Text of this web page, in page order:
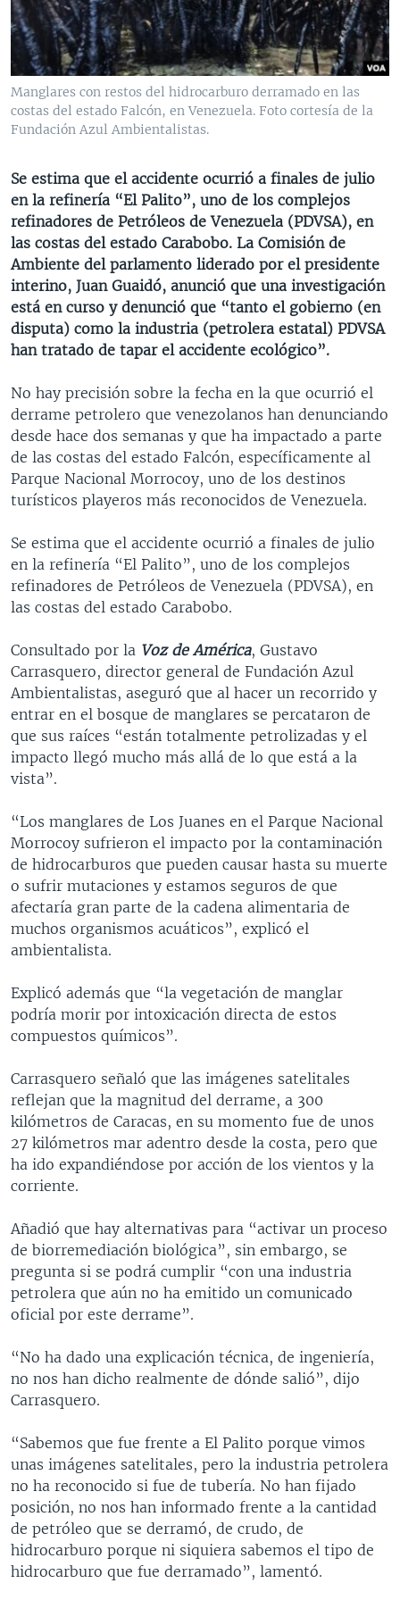
VENEZUELA
BRASIL
NICARAGUA
ECONOMÍA
ENTRETENIMIENTO Y CULTURA
TECNOLOGÍA
DEPORTES
MULTIMEDIA
VIDEOS
FOTOGRAFÍA
AUDIOS
PROGRAMAS TV
EL MUNDO AL DÍA
FORO INTERAMERICANO
LAS CLAVES
PANORAMA
RADIO
AVANCE INFORMATIVO
BUENOS DÍAS AMÉRICA
ESTADOS UNIDOS AL DÍA
EL MUNDO AL DÍA [RADIO]
FORO [RADIO]
DEPORTIVO INTERNACIONAL
NOTA ECONÓMICA
DIRECT
Learning English
SÍGANOS
Idiomas
Manglares con restos del hidrocarburo derramado en las
costas del estado Falcón, en Venezuela. Foto cortesía de la
Fundación Azul Ambientalistas.
Se estima que el accidente ocurrió a finales de julio
en la refinería “El Palito”, uno de los complejos
refinadores de Petróleos de Venezuela (PDVSA), en
las costas del estado Carabobo. La Comisión de
Ambiente del parlamento liderado por el presidente
interino, Juan Guaidó, anunció que una investigación
está en curso y denunció que “tanto el gobierno (en
disputa) como la industria (petrolera estatal) PDVSA
han tratado de tapar el accidente ecológico”.
No hay precisión sobre la fecha en la que ocurrió el
derrame petrolero que venezolanos han denunciando
desde hace dos semanas y que ha impactado a parte
de las costas del estado Falcón, específicamente al
Parque Nacional Morrocoy, uno de los destinos
turísticos playeros más reconocidos de Venezuela.
Se estima que el accidente ocurrió a finales de julio
en la refinería “El Palito”, uno de los complejos
refinadores de Petróleos de Venezuela (PDVSA), en
las costas del estado Carabobo.
Consultado por la Voz de América, Gustavo
Carrasquero, director general de Fundación Azul
Ambientalistas, aseguró que al hacer un recorrido y
entrar en el bosque de manglares se percataron de
que sus raíces “están totalmente petrolizadas y el
impacto llegó mucho más allá de lo que está a la
vista”.
“Los manglares de Los Juanes en el Parque Nacional
Morrocoy sufrieron el impacto por la contaminación
de hidrocarburos que pueden causar hasta su muerte
o sufrir mutaciones y estamos seguros de que
afectaría gran parte de la cadena alimentaria de
muchos organismos acuáticos”, explicó el
ambientalista.
Explicó además que “la vegetación de manglar
podría morir por intoxicación directa de estos
compuestos químicos”.
Carrasquero señaló que las imágenes satelitales
reflejan que la magnitud del derrame, a 300
kilómetros de Caracas, en su momento fue de unos
27 kilómetros mar adentro desde la costa, pero que
ha ido expandiéndose por acción de los vientos y la
corriente.
Añadió que hay alternativas para “activar un proceso
de biorremediación biológica”, sin embargo, se
pregunta si se podrá cumplir “con una industria
petrolera que aún no ha emitido un comunicado
oficial por este derrame”.
“No ha dado una explicación técnica, de ingeniería,
no nos han dicho realmente de dónde salió”, dijo
Carrasquero.
“Sabemos que fue frente a El Palito porque vimos
unas imágenes satelitales, pero la industria petrolera
no ha reconocido si fue de tubería. No han fijado
posición, no nos han informado frente a la cantidad
de petróleo que se derramó, de crudo, de
hidrocarburo porque ni siquiera sabemos el tipo de
hidrocarburo que fue derramado”, lamentó.